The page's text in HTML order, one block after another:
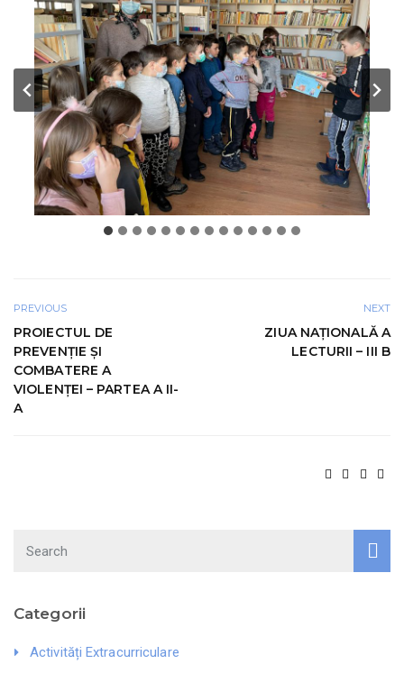
PREVIOUS
PROIECTUL DE
PREVENȚIE ȘI
COMBATERE A
VIOLENȚEI – PARTEA A II-
A
NEXT
ZIUA NAȚIONALĂ A
LECTURII – III B
Categorii
Activități Extracurriculare